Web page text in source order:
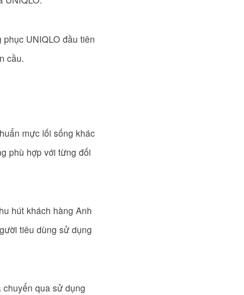
UNIQLO đầu tiên
cầu.
mực lối sống khác
phù hợp với từng đối
hút khách hàng Anh
tiêu dùng sử dụng
chuyển qua sử dụng